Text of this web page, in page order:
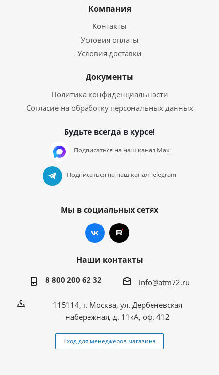
Компания
Контакты
Условия оплаты
Условия доставки
Документы
Политика конфиденциальности
Согласие на обработку персональных данных
Будьте всегда в курсе!
Подписаться на наш канал Max
Подписаться на наш канал Telegram
Мы в социальных сетях
Наши контакты
8 800 200 62 32 info@atm72.ru
115114, г. Москва, ул. Дербеневская
набережная, д. 11кА, оф. 412
Вход для менеджеров магазина